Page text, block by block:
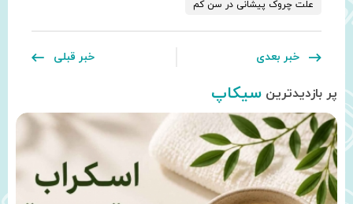
علت چروک پیشانی در سن کم
خبر بعدی خبر قبلی
پر بازدیدترین سیکاپ